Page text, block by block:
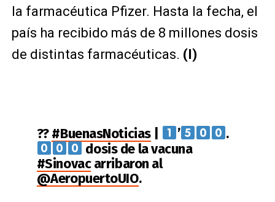
la farmacéutica Pfizer. Hasta la fecha, el
país ha recibido más de 8 millones dosis
de distintas farmacéuticas. (I)
??#BuenasNoticias| ’
.
dosis de la vacuna
#Sinovacarribaron al
@AeropuertoUIO.